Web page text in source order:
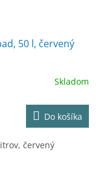
50 l, červený
Skladom
Do košíka
červený